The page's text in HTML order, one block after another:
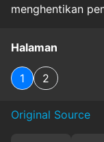
menghentikan
Halaman
1 2
Original Source